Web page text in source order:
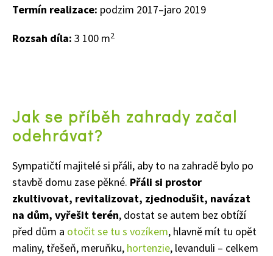
Termín realizace: podzim 2017–jaro 2019
Rozsah díla: 3 100 m2
Jak se příběh zahrady začal
odehrávat?
Sympatičtí majitelé si přáli, aby to na zahradě bylo po
stavbě domu zase pěkné. Přáli si prostor
zkultivovat, revitalizovat, zjednodušit, navázat
na dům, vyřešit terén, dostat se autem bez obtíží
před dům a otočit se tu s vozíkem, hlavně mít tu opět
maliny, třešeň, meruňku, hortenzie, levanduli – celkem